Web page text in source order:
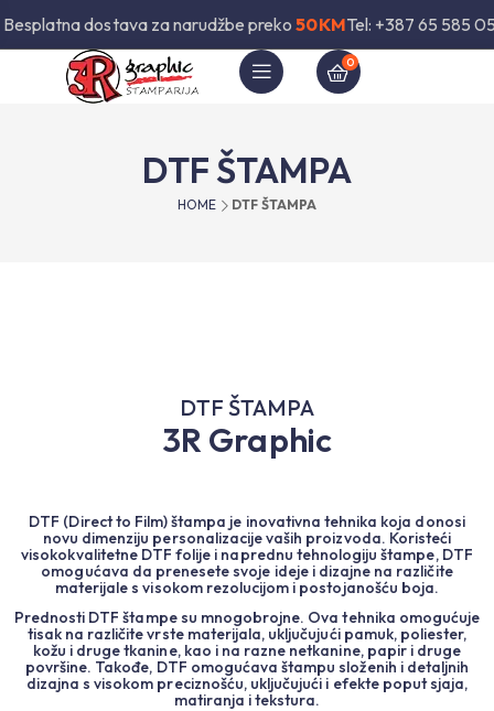
Besplatna dostava za narudžbe preko 50KMTel: +387 65 585
0
DTF ŠTAMPA
HOME DTF ŠTAMPA
DTF ŠTAMPA
3R Graphic
DTF (Direct to Film) štampa je inovativna tehnika koja donosi
novu dimenziju personalizacije vaših proizvoda. Koristeći
visokokvalitetne DTF folije i naprednu tehnologiju štampe, DTF
omogućava da prenesete svoje ideje i dizajne na različite
materijale s visokom rezolucijom i postojanošću boja.
Prednosti DTF štampe su mnogobrojne. Ova tehnika omogućuje
tisak na različite vrste materijala, uključujući pamuk, poliester,
kožu i druge tkanine, kao i na razne netkanine, papir i druge
površine. Takođe, DTF omogućava štampu složenih i detaljnih
dizajna s visokom preciznošću, uključujući i efekte poput sjaja,
matiranja i tekstura.